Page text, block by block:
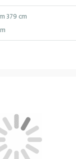
379 cm